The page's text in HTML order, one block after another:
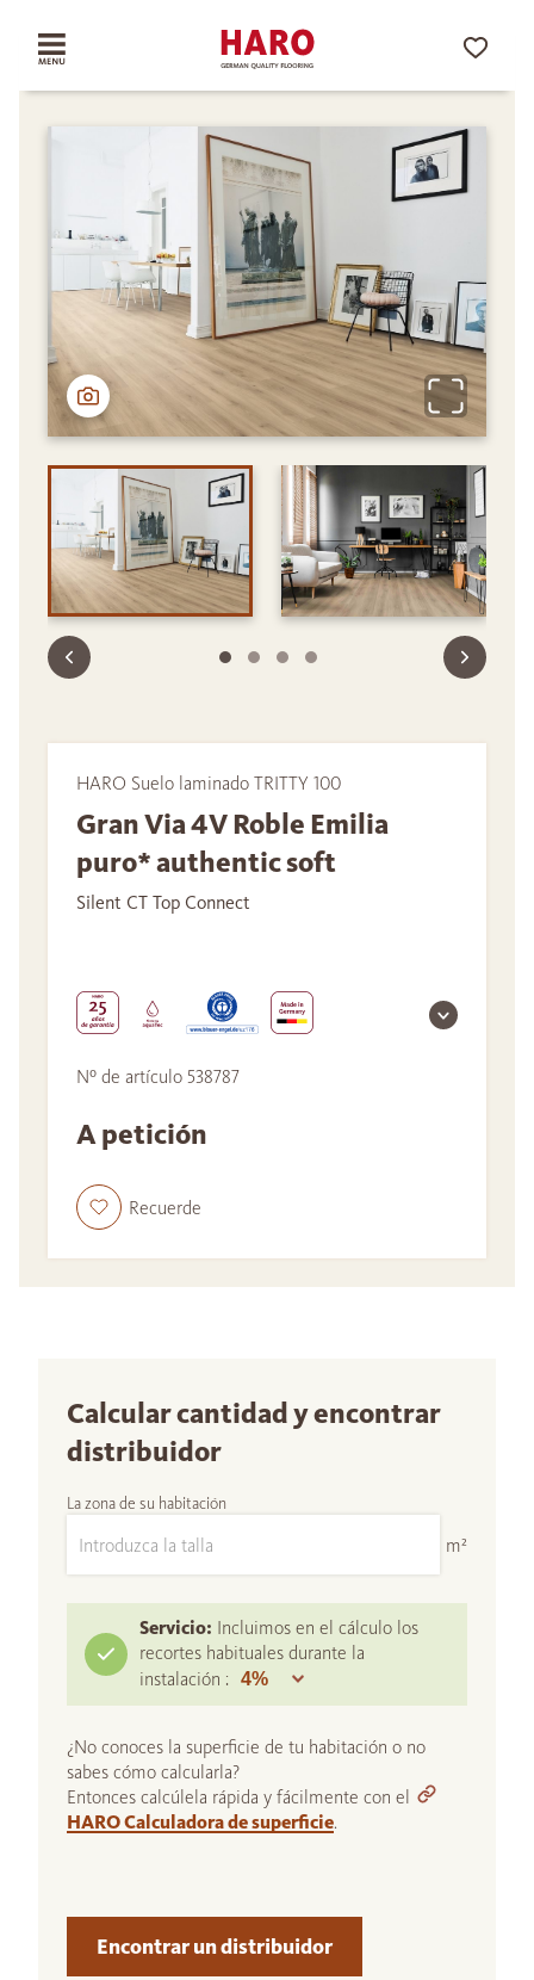
HARO Suelo laminado TRITTY 100
Gran Via 4V Roble Emilia
puro* authentic soft
Silent CT Top Connect
Nº de artículo 538787
A petición
Recuerde
Calcular cantidad y encontrar
distribuidor
La zona de su habitación
m²
Servicio: Incluimos en el cálculo los
recortes habituales durante la
instalación :
¿No conoces la superficie de tu habitación o no
sabes cómo calcularla?
Entonces calcúlela rápida y fácilmente con el
HARO Calculadora de superficie.
Encontrar un distribuidor